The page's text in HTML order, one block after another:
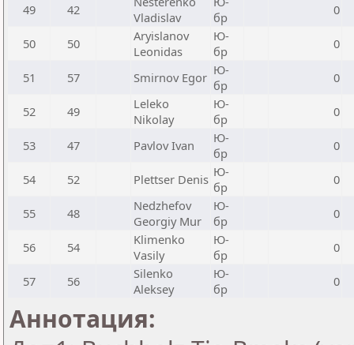
49 42
Vladislav
бр
0
50 50
Aryislanov
Leonidas
Ю-
бр
0
51 57 Smirnov Egor Ю-
бр
0
52 49
Leleko
Nikolay
Ю-
бр
0
53 47 Pavlov Ivan
Ю-
бр
0
54 52 Plettser Denis Ю-
бр
0
55 48
Nedzhefov
Georgiy Mur
Ю-
бр
0
56 54
Klimenko
Vasily
Ю-
бр
0
57 56
Silenko
Aleksey
Ю-
бр
0
Аннотация: